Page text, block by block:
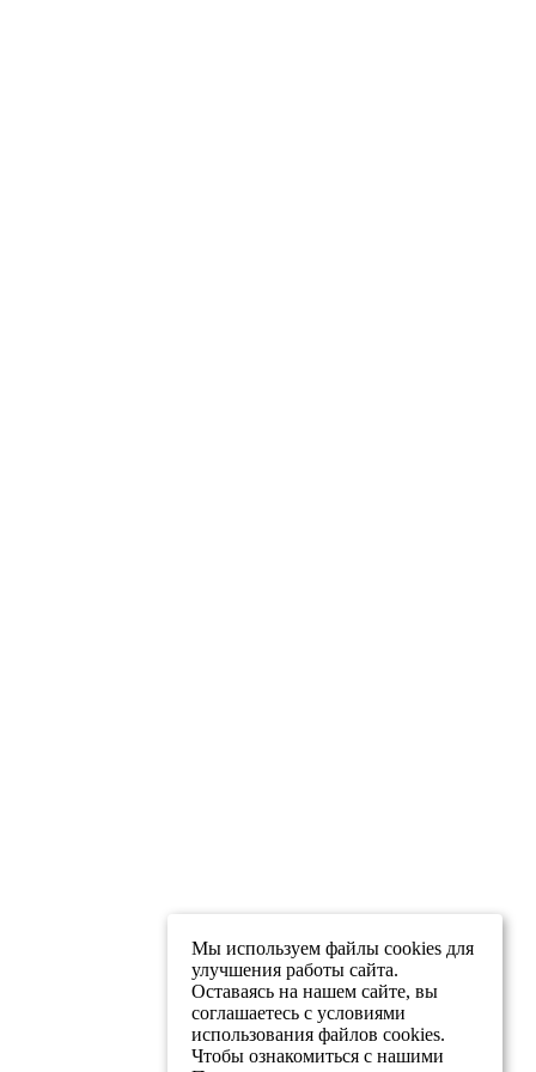
Мы используем файлы cookies для
улучшения работы сайта.
Оставаясь на нашем сайте, вы
соглашаетесь с условиями
использования файлов cookies.
Чтобы ознакомиться с нашими